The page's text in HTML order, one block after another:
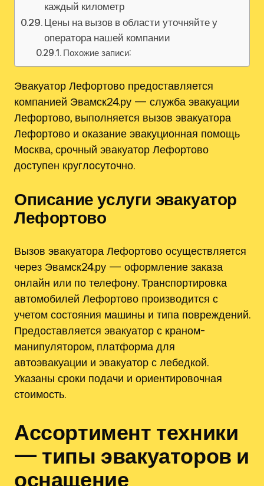
каждый километр
Цены на вызов в области уточняйте у
оператора нашей компании
Похожие записи:
Эвакуатор Лефортово предоставляется
компанией Эвамск24.ру — служба эвакуации
Лефортово, выполняется вызов эвакуатора
Лефортово и оказание эвакуционная помощь
Москва, срочный эвакуатор Лефортово
доступен круглосуточно.
Описание услуги эвакуатор
Лефортово
Вызов эвакуатора Лефортово осуществляется
через Эвамск24.ру — оформление заказа
онлайн или по телефону. Транспортировка
автомобилей Лефортово производится с
учетом состояния машины и типа повреждений.
Предоставляется эвакуатор с краном-
манипулятором, платформа для
автоэвакуации и эвакуатор с лебедкой.
Указаны сроки подачи и ориентировочная
стоимость.
Ассортимент техники
— типы эвакуаторов и
оснащение